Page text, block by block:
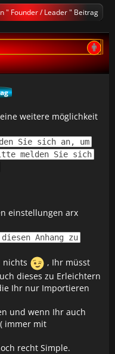
" Founder / Leader " Beitrag
weitere möglichkeit
Sie sich an, um
melden Sie sich
einstellungen arx
Anhang zu
nichts
, Ihr müsst
dieses zu Erleichtern
Ihr nur Importieren
und wenn Ihr auch
immer mit
recht Simple.